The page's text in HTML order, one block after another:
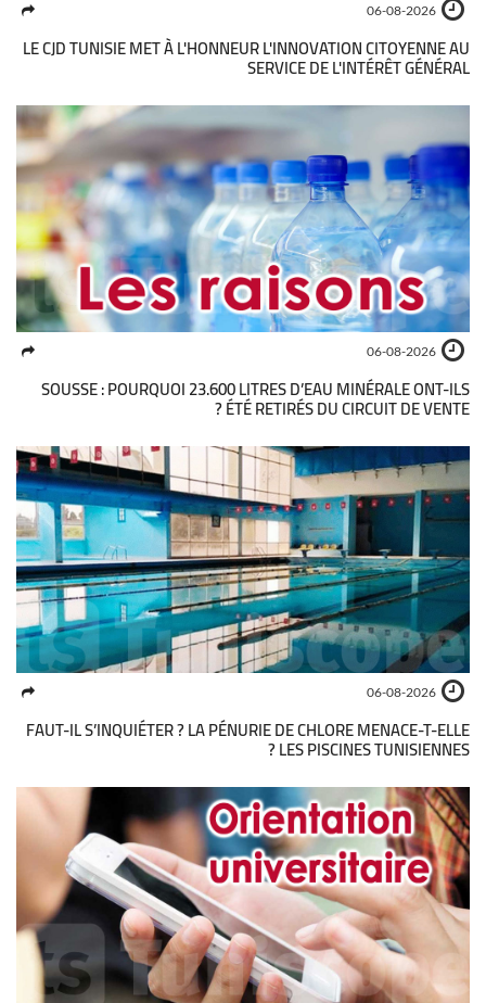
06-08-2026
LE CJD TUNISIE MET À L'HONNEUR L'INNOVATION CITOYENNE AU
SERVICE DE L'INTÉRÊT GÉNÉRAL
06-08-2026
SOUSSE : POURQUOI 23.600 LITRES D’EAU MINÉRALE ONT-ILS
ÉTÉ RETIRÉS DU CIRCUIT DE VENTE ?
06-08-2026
FAUT-IL S’INQUIÉTER ? LA PÉNURIE DE CHLORE MENACE-T-ELLE
LES PISCINES TUNISIENNES ?